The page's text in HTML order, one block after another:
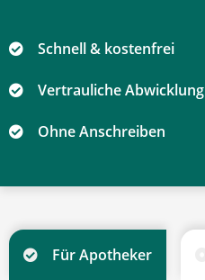
Schnell & kostenfrei
Vertrauliche Abwicklung
Ohne Anschreiben
Für Apotheker